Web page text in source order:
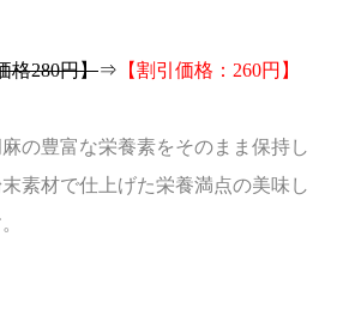
格280円】⇒ 【割引価格：260円】
の豊富な栄養素をそのまま保持し
素材で仕上げた栄養満点の美味し